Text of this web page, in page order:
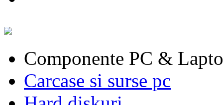
Componente PC &
Carcase si surse pc